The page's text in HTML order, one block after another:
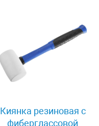
Киянка резиновая с
фиберглассовой